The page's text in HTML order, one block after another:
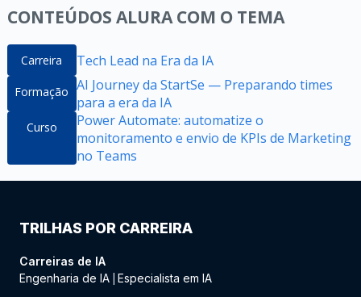
CONTEÚDOS ALURA COM O TEMA
Carreira Tech Lead na Era da IA
Formação AI Journey da StartSe — Preparando times
para a era da IA
Curso
Power Automate: automatize o
monitoramento e envio de KPIs de Marketing
no Teams
TRILHAS POR CARREIRA
Carreiras de IA
Engenharia de IA Especialista em IA